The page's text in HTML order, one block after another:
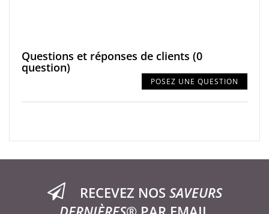
Questions et réponses de clients (0
question)
POSEZ UNE QUESTION
RECEVEZ NOS SAVEURS